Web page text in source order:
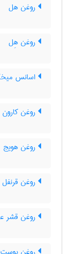
روغن هل
روغن هِل
اسانس
روغن کارون
روغن هویج
روغن قرنفل
روغن قشر